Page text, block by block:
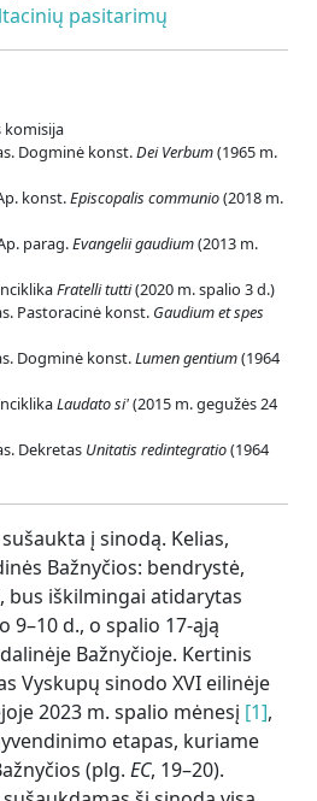
pasitarimų
Dogminė konst.Dei Verbum(1965 m.
konst.Episcopalis communio(2018 m.
parag.Evangelii gaudium(2013 m.
Fratelli tutti(2020 m. spalio 3 d.)
Pastoracinė konst. Gaudium et spes
Dogminė konst.Lumen gentium(1964
Laudato si'(2015 m. gegužės 24
Dekretas Unitatis redintegratio(1964
į sinodą. Kelias,
Bažnyčios: bendrystė,
bus iškilmingai atidarytas
9–10 d., o spalio 17-ąją
Bažnyčioje. Kertinis
Vyskupų sinodo XVI eilinėje
2023 m. spalio mėnesį [1],
etapas, kuriame
(plg. EC, 19–20).